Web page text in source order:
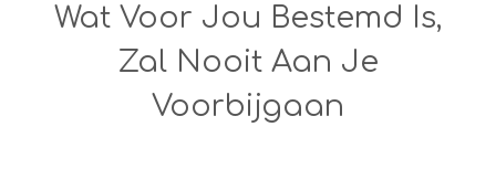
Wat Voor Jou Bestemd Is,
Zal Nooit Aan Je
Voorbijgaan